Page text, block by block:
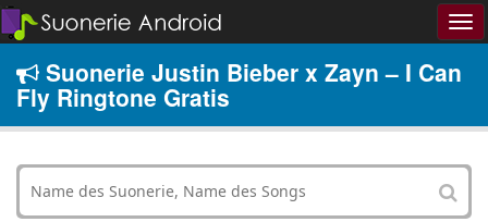
Suonerie Justin Bieber x Zayn – I Can
Fly Ringtone Gratis